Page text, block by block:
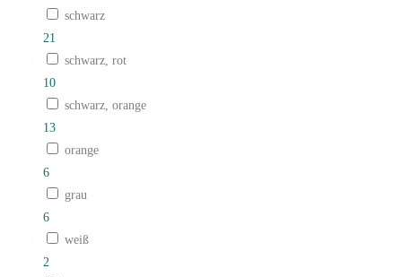
schwarz
21
schwarz, rot
10
schwarz, orange
13
orange
6
grau
6
weiß
2